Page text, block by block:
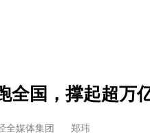
全国，撑起超万
全媒体集团 郑玮